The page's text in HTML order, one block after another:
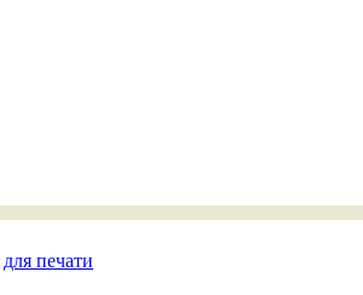
для печати